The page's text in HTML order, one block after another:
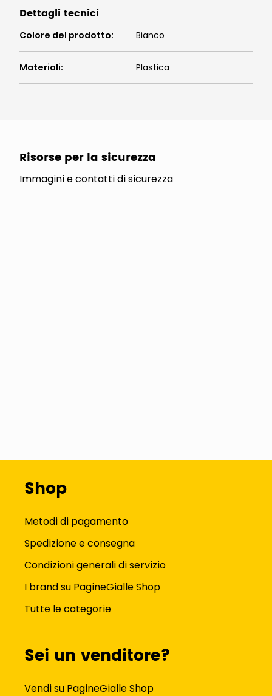
Dettagli tecnici
Colore del prodotto: Bianco
Materiali: Plastica
Risorse per la sicurezza
Immagini e contatti di sicurezza
Shop
Metodi di pagamento
Spedizione e consegna
Condizioni generali di servizio
I brand su PagineGialle Shop
Tutte le categorie
Sei un venditore?
Vendi su PagineGialle Shop